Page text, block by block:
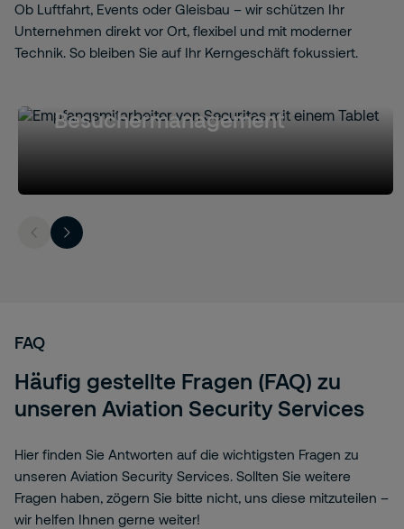
Ob Luftfahrt, Events oder Gleisbau – wir schützen Ihr
Unternehmen direkt vor Ort, flexibel und mit moderner
Technik. So bleiben Sie auf Ihr Kerngeschäft fokussiert.
Besuchermanagement
FAQ
Häufig gestellte Fragen (FAQ) zu
unseren Aviation Security Services
Hier finden Sie Antworten auf die wichtigsten Fragen zu
unseren Aviation Security Services. Sollten Sie weitere
Fragen haben, zögern Sie bitte nicht, uns diese mitzuteilen –
wir helfen Ihnen gerne weiter!